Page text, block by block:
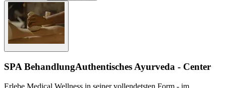
SPA BehandlungAuthentisches Ayurveda - Center
Erlebe Medical Wellness in seiner vollendetsten Form - im